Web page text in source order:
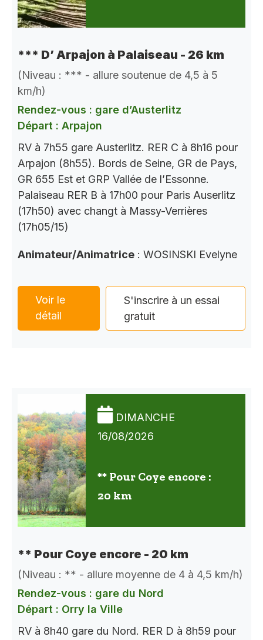
*** D’ Arpajon à Palaiseau - 26 km
(Niveau : *** - allure soutenue de 4,5 à 5
km/h)
Rendez-vous : gare d’Austerlitz
Départ : Arpajon
RV à 7h55 gare Austerlitz. RER C à 8h16 pour
Arpajon (8h55). Bords de Seine, GR de Pays,
GR 655 Est et GRP Vallée de l’Essonne.
Palaiseau RER B à 17h00 pour Paris Auserlitz
(17h50) avec changt à Massy-Verrières
(17h05/15)
Animateur/Animatrice : WOSINSKI Evelyne
Voir le
détail
S'inscrire à un essai
gratuit
DIMANCHE
16/08/2026
** Pour Coye encore :
20 km
** Pour Coye encore - 20 km
(Niveau : ** - allure moyenne de 4 à 4,5 km/h)
Rendez-vous : gare du Nord
Départ : Orry la Ville
RV à 8h40 gare du Nord. RER D à 8h59 pour